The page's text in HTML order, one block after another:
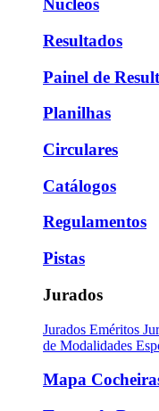
Núcleos
Resultados
Painel de
Planilhas
Circulares
Catálogos
Regulamentos
Pistas
Jurados
Jurados Eméritos
de Modalidades
Mapa